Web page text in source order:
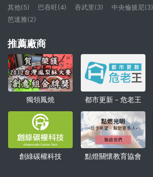
其他(5)
巴吞旺(4) 吞武里(3) 中央倫披尼(3)
芭達雅(2)
推薦廠商
獨領鳳燒 都市更新－危老王
創綠碳權科技 點燈關懷教育協會